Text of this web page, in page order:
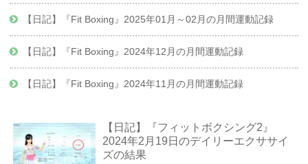
【日記】『Fit Boxing』2025年01月～02月の月間運動記録
【日記】『Fit Boxing』2024年12月の月間運動記録
【日記】『Fit Boxing』2024年11月の月間運動記録
【日記】『フィットボクシング2』
2024年2月19日のデイリーエクササイ
ズの結果